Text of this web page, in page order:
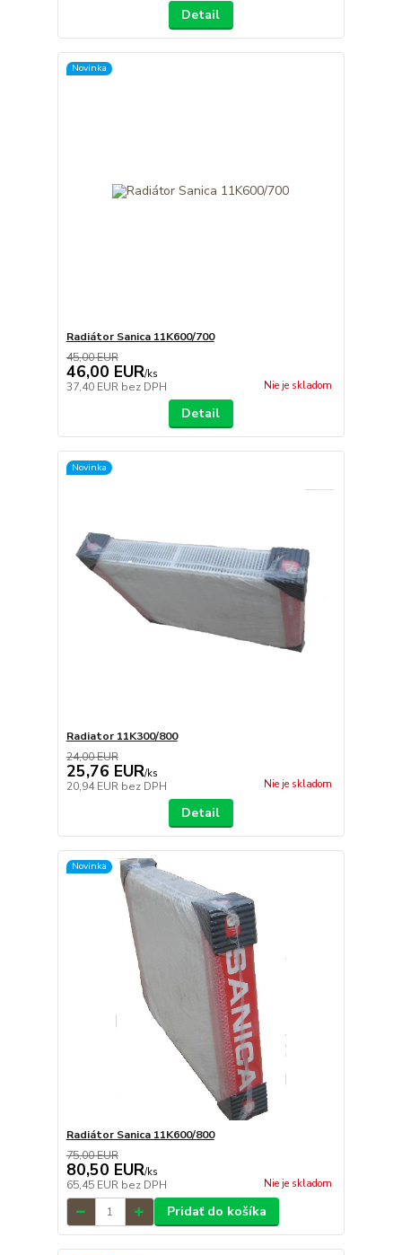
Detail
Novinka
Radiátor Sanica 11K600/700
45,00 EUR
46,00 EUR/ks
37,40 EUR bez DPH Nie je skladom
Detail
Novinka
Radiator 11K300/800
24,00 EUR
25,76 EUR/ks
20,94 EUR bez DPH Nie je skladom
Detail
Novinka
Radiátor Sanica 11K600/800
75,00 EUR
80,50 EUR/ks
65,45 EUR bez DPH Nie je skladom
Pridať do košíka